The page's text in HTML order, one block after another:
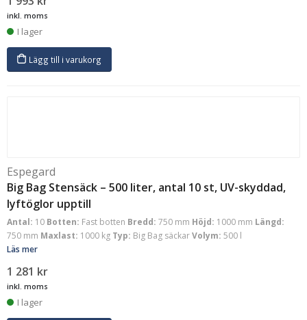
inkl. moms
I lager
Lägg till i varukorg
Espegard
Big Bag Stensäck – 500 liter, antal 10 st, UV-skyddad,
lyftöglor upptill
Antal: 10 Botten: Fast botten Bredd: 750 mm Höjd: 1000 mm Längd:
750 mm Maxlast: 1000 kg Typ: Big Bag säckarVolym: 500 l
Läs mer
1 281 kr
inkl. moms
I lager